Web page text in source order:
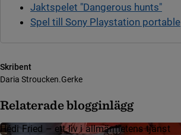
Jaktspelet "Dangerous hunts"
Spel till Sony Playstation portable
Skribent
Daria Stroucken.Gerke
Relaterade blogginlägg
Hédi Fried – ett liv i allmänhetens tjänst